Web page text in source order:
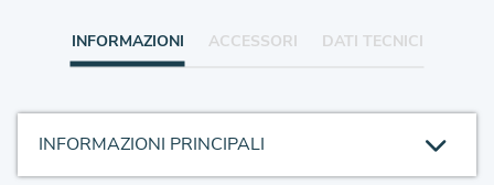
INFORMAZIONI ACCESSORI DATI TECNICI
INFORMAZIONI PRINCIPALI